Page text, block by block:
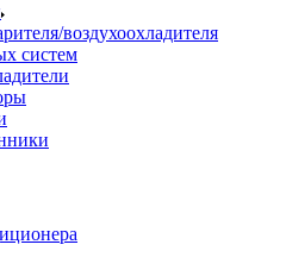
воздухоохладителя
систем